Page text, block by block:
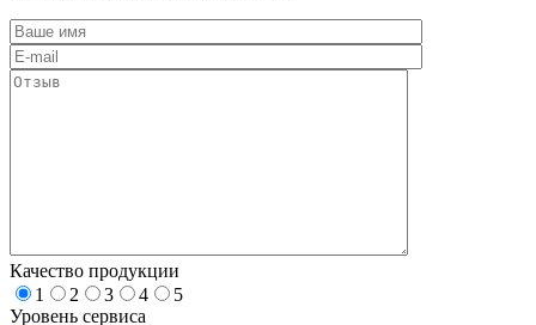
Качество продукции
1
2 3 4
5
Уровень сервиса